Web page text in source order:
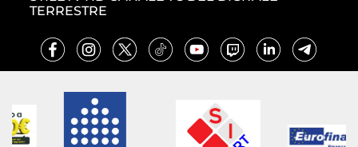
TERRESTRE